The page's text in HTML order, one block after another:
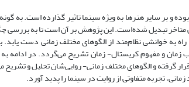
و بر سایر هنرها به ویژه سینما تاثیر گذارده‌ است. به
تبدیل شده‌است. این پژوهش بر آن است تا به بررسی
به خوانشی نظام‌مند از الگوهای مختلف زمانی دست
و مفهوم کریستال- زمان تشریح می‌گردد. در ادامه به
گرفته و الگوهای مختلف زمانی- روایی‌شان تحلیل و
تجربه متفاوتی از روایت در سینما را پدید آورد.